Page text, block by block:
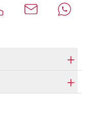
HERSTELLERBESCHREIBUNG